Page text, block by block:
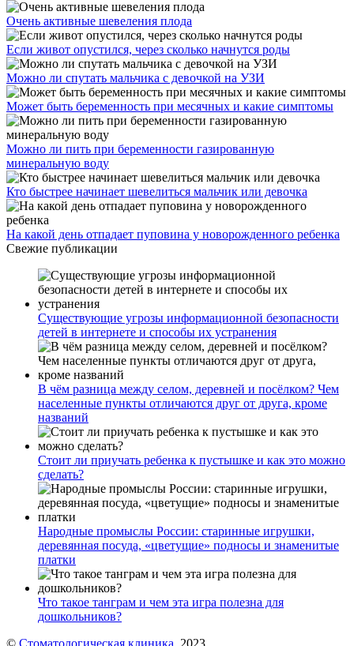
Очень активные шевеления плода
Если живот опустился, через сколько начнутся роды
Можно ли спутать мальчика с девочкой на УЗИ
Может быть беременность при месячных и какие симптомы
Можно ли пить при беременности газированную
минеральную воду
Кто быстрее начинает шевелиться мальчик или девочка
На какой день отпадает пуповина у новорожденного ребенка
Свежие публикации
Существующие угрозы информационной безопасности
детей в интернете и способы их устранения
В чём разница между селом, деревней и посёлком? Чем
населенные пункты отличаются друг от друга, кроме
названий
Стоит ли приучать ребенка к пустышке и как это можно
сделать?
Народные промыслы России: старинные игрушки,
деревянная посуда, «цветущие» подносы и знаменитые
платки
Что такое танграм и чем эта игра полезна для
дошкольников?
© Стоматологическая клиника , 2023